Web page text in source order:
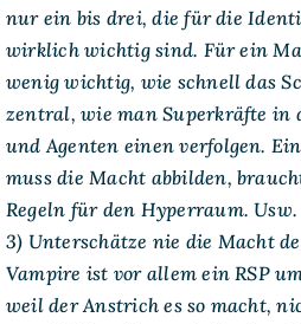
nur ein bis drei, die für die
wirklich wichtig sind. Für ein
wenig wichtig, wie schnell das
zentral, wie man Superkräfte
und Agenten einen verfolgen.
muss die Macht abbilden,
Regeln für den Hyperraum. Usw.
3) Unterschätze nie die Macht
Vampire ist vor allem ein RSP
weil der Anstrich es so macht,